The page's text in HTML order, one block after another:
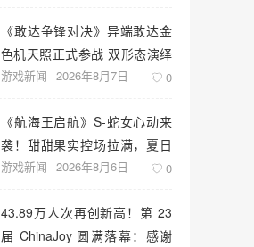
《敢达争锋对决》异端敢达金
色机天照正式参战 双形态演绎
空中战技
游戏新闻 2026年8月7日 0
《航海王启航》S-蛇女心动来
袭！甜甜果实控场拉满，夏日
盛宴开启
游戏新闻 2026年8月6日 0
43.89万人次再创新高！第 23
届 ChinaJoy 圆满落幕：感谢